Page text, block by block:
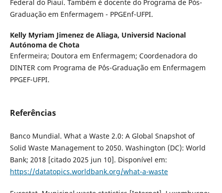
Federal do Piauí. Também é docente do Programa de Pós-
Graduação em Enfermagem - PPGEnf-UFPI.
Kelly Myriam Jimenez de Aliaga, Universid Nacional
Autónoma de Chota
Enfermeira; Doutora em Enfermagem; Coordenadora do
DINTER com Programa de P´ós-Graduação em Enfermagem
PPGEF-UFPI.
Referências
Banco Mundial. What a Waste 2.0: A Global Snapshot of
Solid Waste Management to 2050. Washington (DC): World
Bank; 2018 [citado 2025 jun 10]. Disponível em:
https://datatopics.worldbank.org/what-a-waste